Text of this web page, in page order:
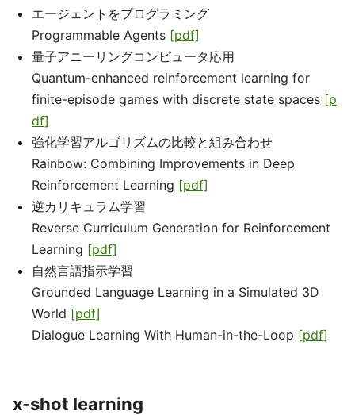
エージェントをプログラミング
Programmable Agents [pdf]
量子アニーリングコンピュータ応用
Quantum-enhanced reinforcement learning for
finite-episode games with discrete state spaces [p
df]
強化学習アルゴリズムの比較と組み合わせ
Rainbow: Combining Improvements in Deep
Reinforcement Learning [pdf]
逆カリキュラム学習
Reverse Curriculum Generation for Reinforcement
Learning [pdf]
自然言語指示学習
Grounded Language Learning in a Simulated 3D
World [pdf]
Dialogue Learning With Human-in-the-Loop [pdf]
x-shot learning